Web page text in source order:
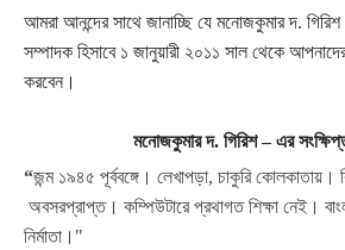
আমরা আনন্দের সাথে জানাচ্ছি যে মনোজকুমার দ. গিরিশ
সম্পাদক হিসাবে ১ জানুয়ারী ২০১১ সাল থেকে
করবেন।
মনোজকুমার দ. গিরিশ – এর
“জন্ম ১৯৪৫ পূর্ববঙ্গে । লেখাপড়া, চাকুরিকোলকাতায় ।
অবসরপ্রাপ্ত। কম্পিউটারে প্রথাগত শিক্ষা নেই ।
নির্মাতা ।"